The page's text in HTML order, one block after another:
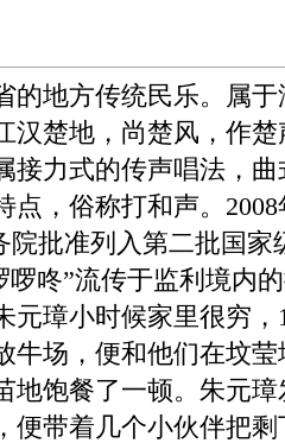
地方传统民乐。属于
汉楚地，尚楚风，作
接力式的传声唱法，
点，俗称打和声。
院批准列入第二批国
啰咚”流传于监利境内
元璋小时候家里很穷
牛场，便和他们在坟
地饱餐了一顿。朱元
便带着几个小伙伴把